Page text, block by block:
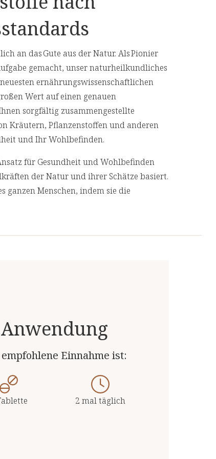
des
(1,5 g)
enthalten:
4 Presslinge (3 g )
enthalten:
mg (40%**) 300 mg (80%**)
an das Gute aus der Natur. Als Pionier
gemacht, unser naturheilkundliches
ernährungswissenschaftlichen
Wert auf einen genauen
sorgfältig zusammengestellte
Kräutern, Pflanzenstoffen und anderen
und Ihr Wohlbefinden.
für Gesundheit und Wohlbefinden
der Natur und ihrer Schätze basiert.
ganzen Menschen, indem sie die
Anwendung
Einnahme ist:
2 mal täglich